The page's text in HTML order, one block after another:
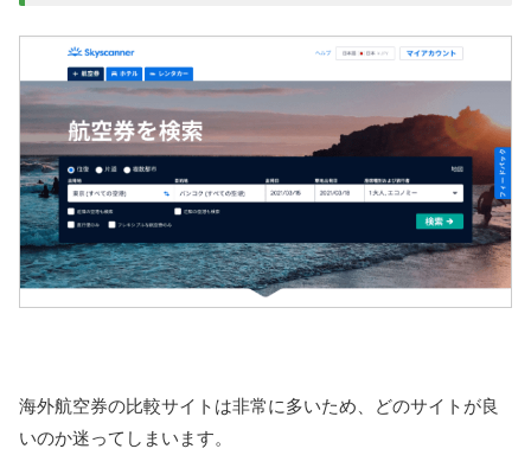
海外航空券の比較サイトは非常に多いため、どのサイトが良
いのか迷ってしまいます。